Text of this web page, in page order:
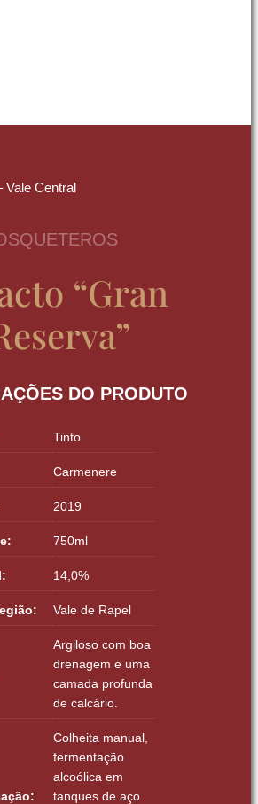
Vale Central
“Gran
DO PRODUTO
Tinto
Carmenere
2019
750ml
14,0%
Vale de Rapel
Argiloso com boa
drenagem e uma
camada profunda
de calcário.
Colheita manual,
fermentação
alcoólica em
tanques de aço